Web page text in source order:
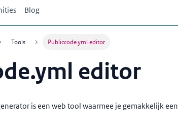
Blog
Tools Publiccode.yml editor
editor
is een web tool waarmee je gemakkelijk een